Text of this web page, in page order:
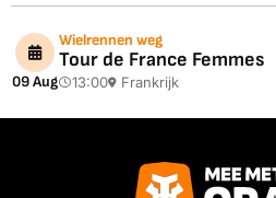
09 Aug
Wielrennen weg
Tour de France Femmes
13:00 Frankrijk